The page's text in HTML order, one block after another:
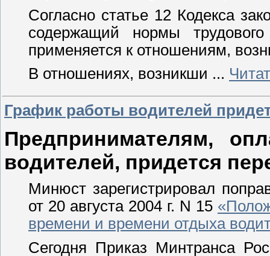
Согласно статье 12 Кодекса
содержащий нормы
применяется к отношениям,
В отношениях, возникши ...
График работы водителей
Предпринимателям,
водителей, придется
Минюст зарегистрировал
от 20 августа 2004 г. N 15
времени и времени отдыха
Сегодня Приказ Минтранса